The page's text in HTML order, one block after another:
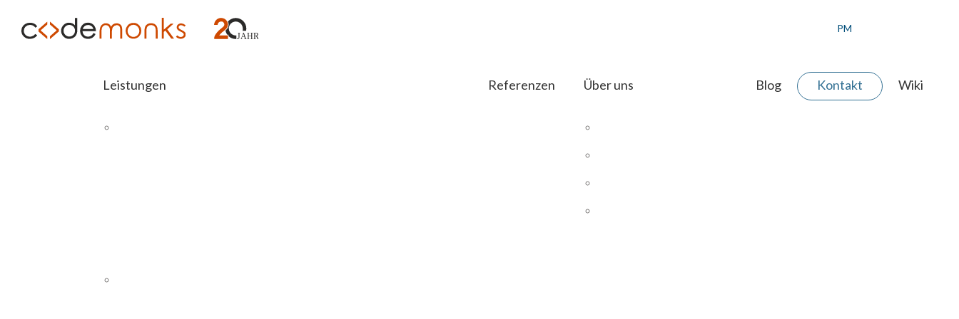
PM
Leistungen Referenzen Über uns Blog Kontakt Wiki